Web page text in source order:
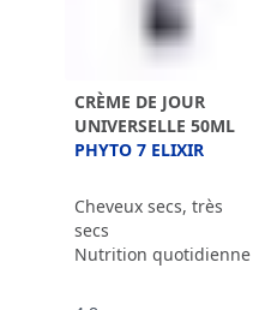
CRÈME DE JOUR
UNIVERSELLE 50ML
PHYTO 7 ELIXIR
Cheveux secs, très
secs
Nutrition quotidienne